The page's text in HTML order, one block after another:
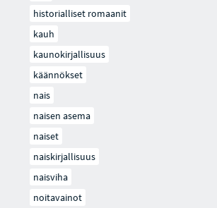
historialliset romaanit
kauh
kaunokirjallisuus
käännökset
nais
naisen asema
naiset
naiskirjallisuus
naisviha
noitavainot